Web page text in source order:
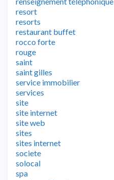
resort
resorts
restaurant buffet
rocco forte
rouge
saint
saint gilles
service immobilier
services
site
site internet
site web
sites
sites internet
societe
solocal
spa